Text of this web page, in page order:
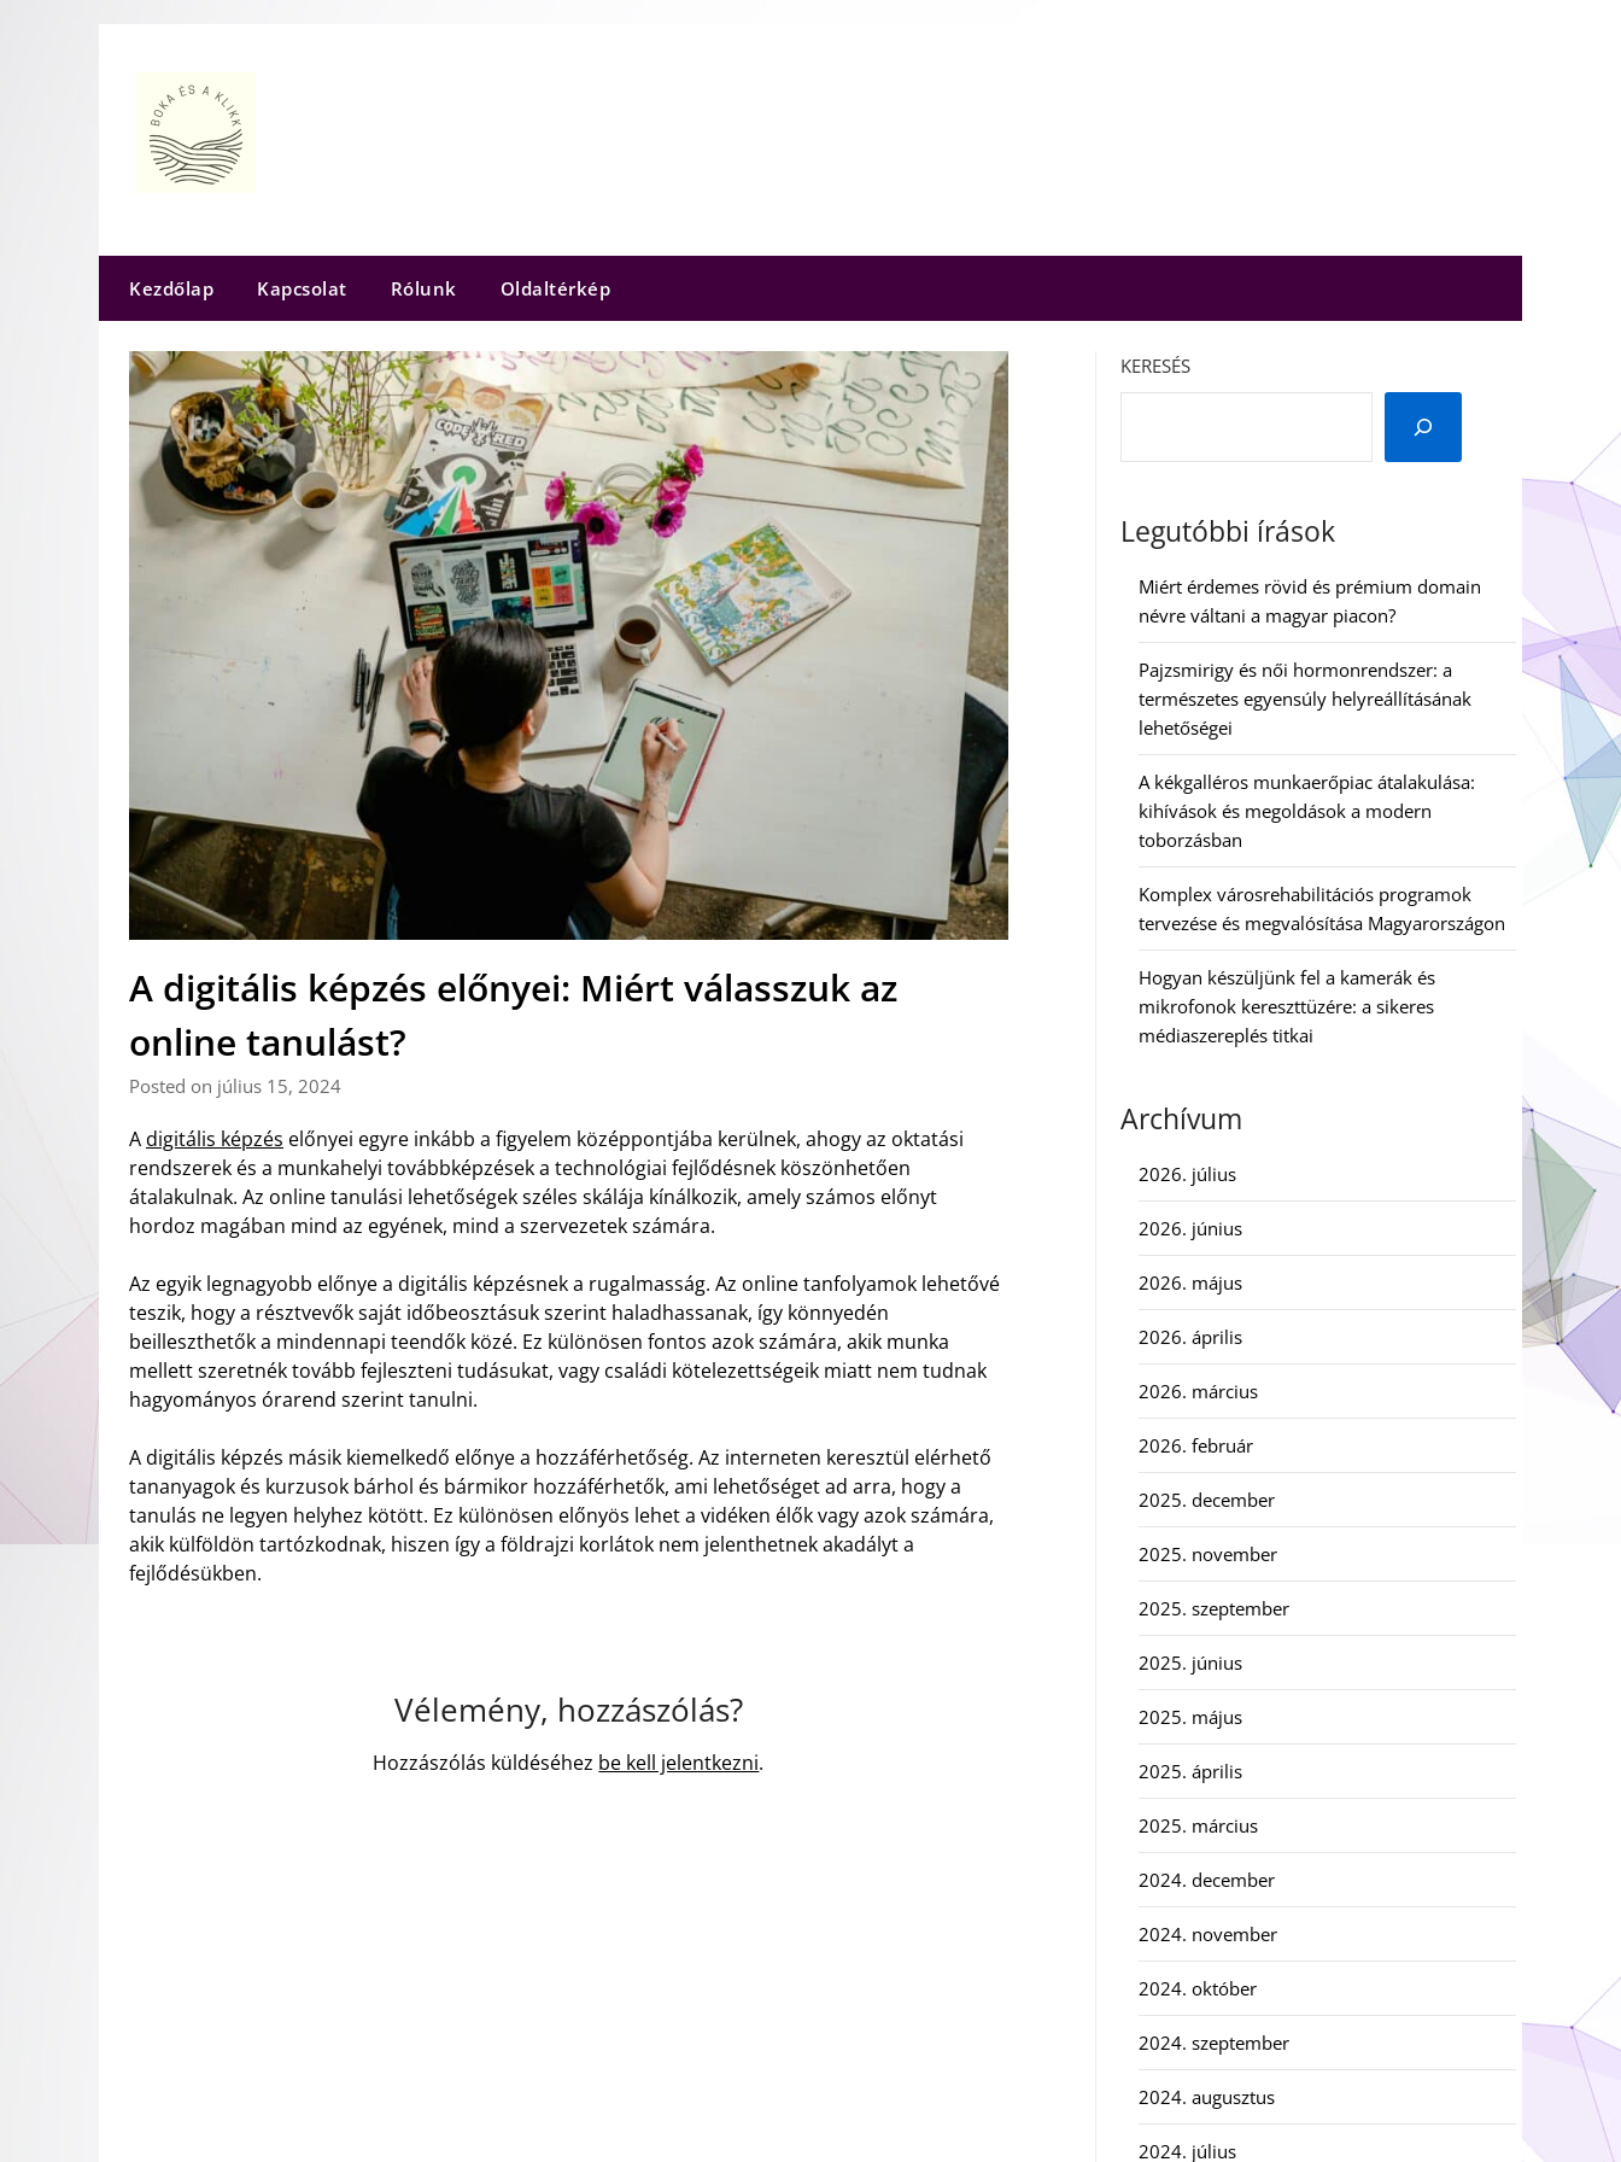
Kezdőlap Kapcsolat Rólunk Oldaltérkép
A digitális képzés előnyei: Miért válasszuk az
online tanulást?
Posted on július 15, 2024
Adigitális képzés előnyei egyre inkább a figyelem középpontjába kerülnek, ahogy az oktatási
rendszerek és a munkahelyi továbbképzések a technológiai fejlődésnek köszönhetően
átalakulnak. Az online tanulási lehetőségek széles skálája kínálkozik, amely számos előnyt
hordoz magában mind az egyének, mind a szervezetek számára.
Az egyik legnagyobb előnye a digitális képzésnek a rugalmasság. Az online tanfolyamok lehetővé
teszik, hogy a résztvevők saját időbeosztásuk szerint haladhassanak, így könnyedén
beilleszthetők a mindennapi teendők közé. Ez különösen fontos azok számára, akik munka
mellett szeretnék tovább fejleszteni tudásukat, vagy családi kötelezettségeik miatt nem tudnak
hagyományos órarend szerint tanulni.
A digitális képzés másik kiemelkedő előnye a hozzáférhetőség. Az interneten keresztül elérhető
tananyagok és kurzusok bárhol és bármikor hozzáférhetők, ami lehetőséget ad arra, hogy a
tanulás ne legyen helyhez kötött. Ez különösen előnyös lehet a vidéken élők vagy azok számára,
akik külföldön tartózkodnak, hiszen így a földrajzi korlátok nem jelenthetnek akadályt a
fejlődésükben.
Vélemény, hozzászólás?
Hozzászólás küldéséhez be kell jelentkezni.
KERESÉS
Legutóbbi írások
Miért érdemes rövid és prémium domain
névre váltani a magyar piacon?
Pajzsmirigy és női hormonrendszer: a
természetes egyensúly helyreállításának
lehetőségei
A kékgalléros munkaerőpiac átalakulása:
kihívások és megoldások a modern
toborzásban
Komplex városrehabilitációs programok
tervezése és megvalósítása Magyarországon
Hogyan készüljünk fel a kamerák és
mikrofonok kereszttüzére: a sikeres
médiaszereplés titkai
Archívum
2026. július
2026. június
2026. május
2026. április
2026. március
2026. február
2025. december
2025. november
2025. szeptember
2025. június
2025. május
2025. április
2025. március
2024. december
2024. november
2024. október
2024. szeptember
2024. augusztus
2024. július